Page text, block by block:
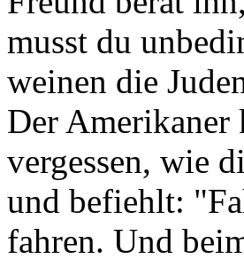
musst du
weinen die
Der Amerikaner
vergessen, wie
und befiehlt:
fahren. Und